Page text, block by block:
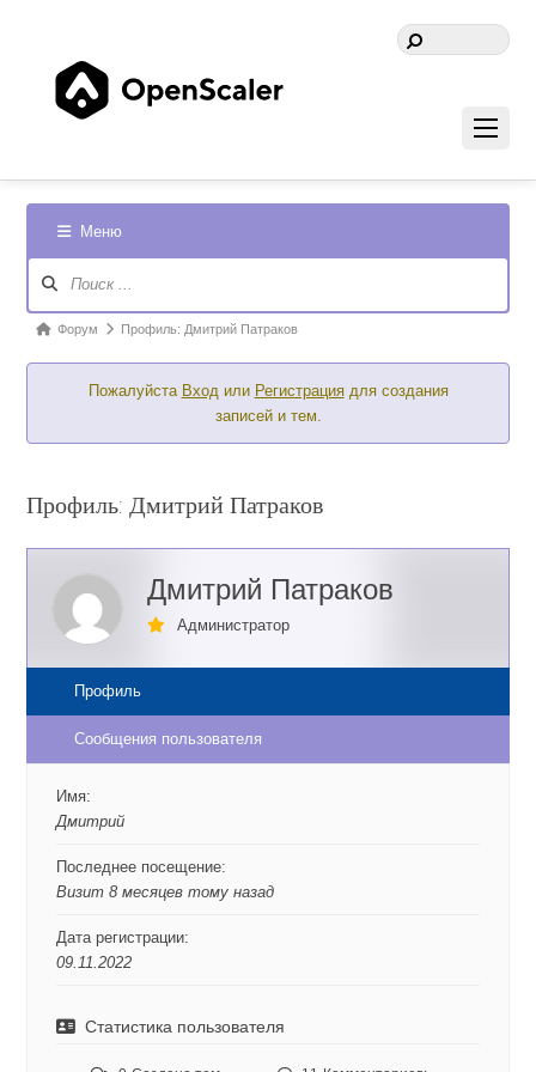
Меню
Форума
ФорумФорум Профиль: Дмитрий Патраков
Пожалуйста Входили Регистрациядля создания
записей и тем.
Профиль: Дмитрий Патраков
Дмитрий Патраков
Администратор
Профиль
Сообщения пользователя
Имя:
Дмитрий
Последнее посещение:
Визит 8 месяцев тому назад
Дата регистрации:
09.11.2022
Статистика пользователя